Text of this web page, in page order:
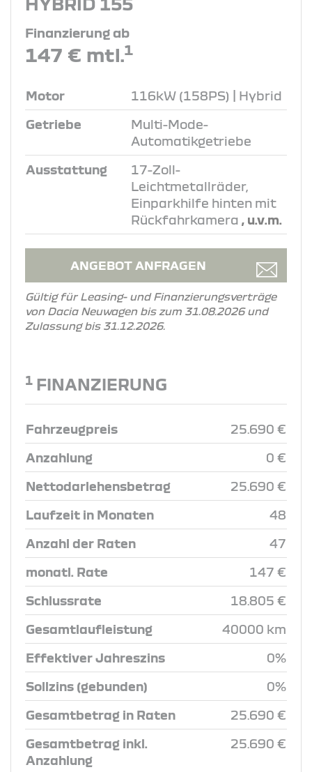
Finanzierung ab
147 € mtl.1
Motor 116kW (158PS) | Hybrid
Getriebe
Multi-Mode-
Automatikgetriebe
Ausstattung
17-Zoll-
Leichtmetallräder,
Einparkhilfe hinten mit
Rückfahrkamera , u.v.m.
ANGEBOT ANFRAGEN
Gültig für Leasing- und Finanzierungsverträge
von Dacia Neuwagen bis zum 31.08.2026 und
Zulassung bis 31.12.2026.
1 FINANZIERUNG
Fahrzeugpreis 25.690 €
Anzahlung 0 €
Nettodarlehensbetrag 25.690 €
Laufzeit in Monaten 48
Anzahl der Raten 47
monatl. Rate 147 €
Schlussrate 18.805 €
Gesamtlaufleistung 40000 km
Effektiver Jahreszins 0%
Sollzins (gebunden) 0%
Gesamtbetrag in Raten 25.690 €
Gesamtbetrag inkl.
Anzahlung
25.690 €